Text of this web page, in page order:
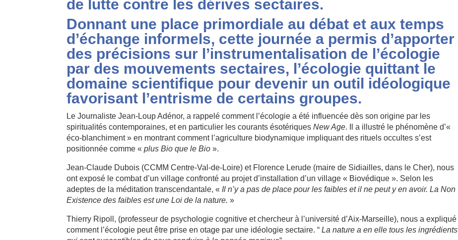
de lutte contre les dérives sectaires.
Donnant une place primordiale au débat et aux temps
d’échange informels, cette journée a permis d’apporter
des précisions sur l’instrumentalisation de l’écologie
par des mouvements sectaires, l’écologie quittant le
domaine scientifique pour devenir un outil idéologique
favorisant l’entrisme de certains groupes.
Le Journaliste Jean-Loup Adénor, a rappelé comment l’écologie a été influencée dès son origine par les
spiritualités contemporaines, et en particulier les courants ésotériquesNew Age. Il a illustré le phénomène d’«
éco-blanchiment » en montrant comment l’agriculture biodynamique impliquant des rituels occultes s’est
positionnée comme «plus Bio que le Bio ».
Jean-Claude Dubois (CCMM Centre-Val-de-Loire) et Florence Lerude (maire de Sidiailles, dans le Cher), nous
ont exposé le combat d’un village confronté au projet d’installation d’un village « Biovédique ». Selon les
adeptes de la méditation transcendantale, « Il n’y a pas de place pour les faibles et il ne peut y en avoir. La Non
Existence des faibles est une Loi de la nature.»
Thierry Ripoll, (professeur de psychologie cognitive et chercheur à l’université d’Aix-Marseille), nous a expliqué
comment l’écologie peut être prise en otage par une idéologie sectaire. “La nature a en elle tous les ingrédients